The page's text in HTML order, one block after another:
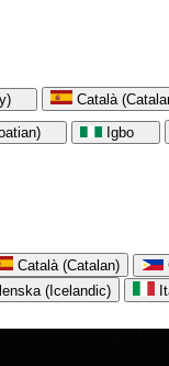
Català
Igbo
Català (Catalan)
(Icelandic)